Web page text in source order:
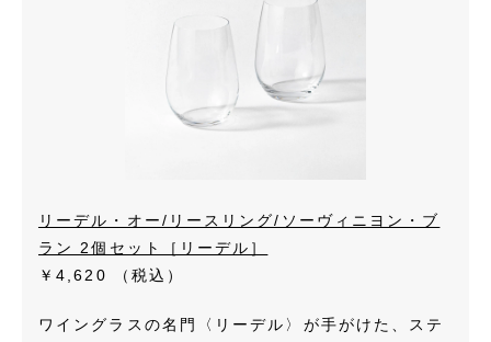
リーデル・オー/リースリング/ソーヴィニヨン・ブ
ラン 2個セット［リーデル］
￥4,620
（税込）
ワイングラスの名門〈リーデル〉が手がけた、ステ